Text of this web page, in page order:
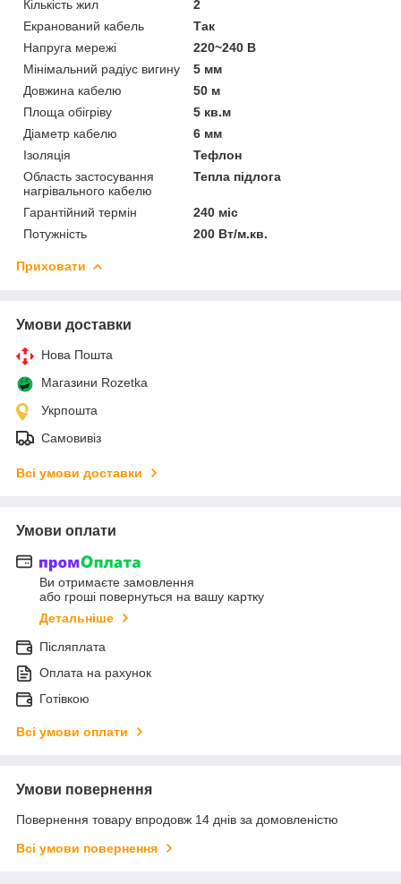
Кількість жил
2
Екранований кабель
Так
Напруга мережі
220~240 В
Мінімальний радіус вигину
5 мм
Довжина кабелю
50 м
Площа обігріву
5 кв.м
Діаметр кабелю
6 мм
Ізоляція
Тефлон
Область застосування
нагрівального кабелю
Тепла підлога
Гарантійний термін
240 міс
Потужність
200 Вт/м.кв.
Приховати
Умови доставки
Нова Пошта
Магазини Rozetka
Укрпошта
Самовивіз
Всі умови доставки
Умови оплати
Ви отримаєте замовлення
або гроші повернуться на вашу картку
Детальніше
Післяплата
Оплата на рахунок
Готівкою
Всі умови оплати
Умови повернення
Повернення товару впродовж 14 днів за домовленістю
Всі умови повернення